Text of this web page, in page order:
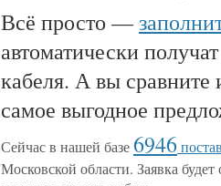
Всё просто —
автоматически
кабеля. А вы
самое выгодное
Сейчас в нашей базе6946
Московской области. Заявка